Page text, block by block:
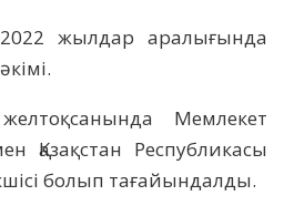
жылдар аралығында
Мемлекет
Қазақстан Республикасы
болып тағайындалды.